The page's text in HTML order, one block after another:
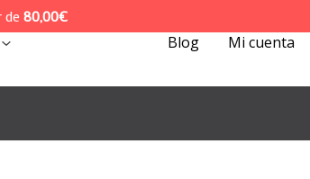
Blog Mi cuenta
de 80,00€